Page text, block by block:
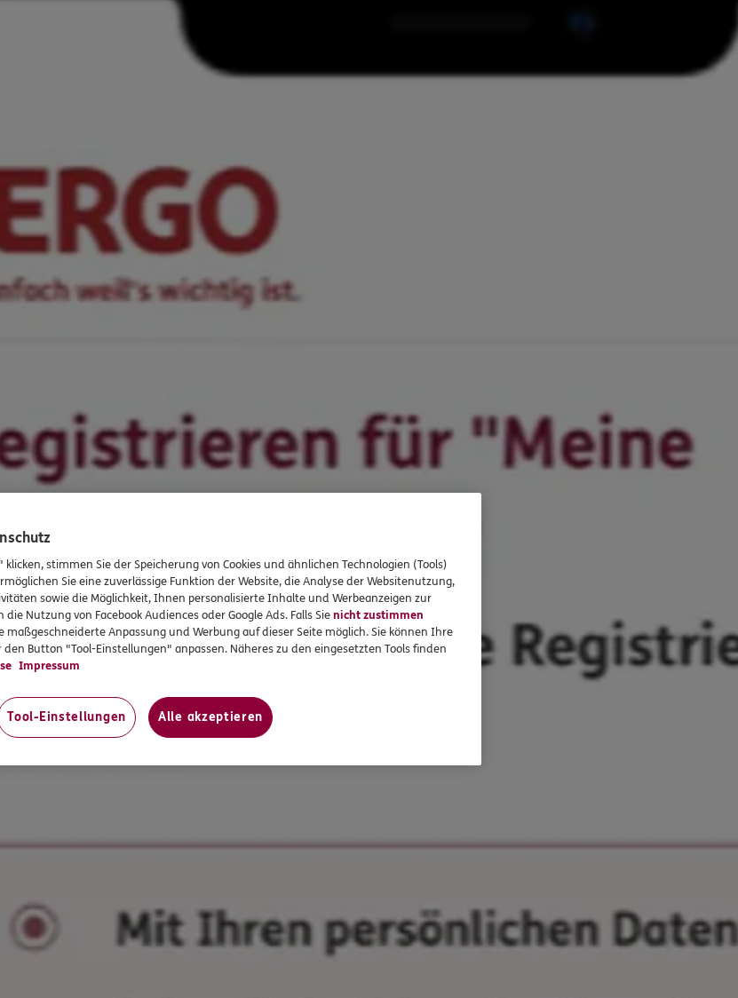
stimmen Sie der Speicherung von Cookies und ähnlichen Technologien (Tools)
Sie eine zuverlässige Funktion der Website, die Analyse der Websitenutzung,
sowie die Möglichkeit, Ihnen personalisierte Inhalte und Werbeanzeigen zur
Nutzung von Facebook Audiences oder Google Ads. Falls Sienicht zustimmen
maßgeschneiderte Anpassung und Werbung auf dieser Seite möglich. Sie können Ihre
Button "Tool-Einstellungen" anpassen. Näheres zu den eingesetzten Tools finden
Impressum
Tool-Einstellungen Alle akzeptieren